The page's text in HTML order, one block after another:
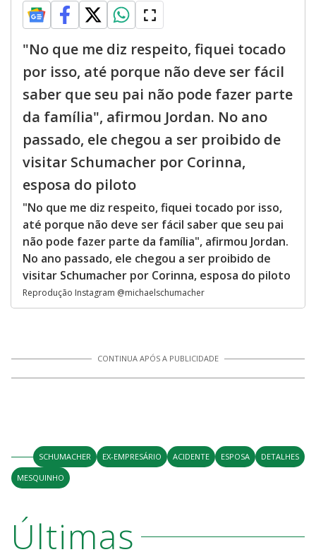
"No que me diz respeito, fiquei tocado
por isso, até porque não deve ser fácil
saber que seu pai não pode fazer parte
da família", afirmou Jordan. No ano
passado, ele chegou a ser proibido de
visitar Schumacher por Corinna,
esposa do piloto
"No que me diz respeito, fiquei tocado por isso,
até porque não deve ser fácil saber que seu pai
não pode fazer parte da família", afirmou Jordan.
No ano passado, ele chegou a ser proibido de
visitar Schumacher por Corinna, esposa do piloto
Reprodução Instagram @michaelschumacher
CONTINUA APÓS A PUBLICIDADE
SCHUMACHER EX-EMPRESÁRIO ACIDENTE ESPOSA
DETALHES
MESQUINHO
Últimas